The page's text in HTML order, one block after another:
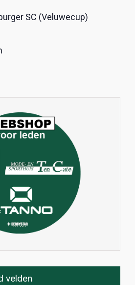
SC (Veluwecup)
velden